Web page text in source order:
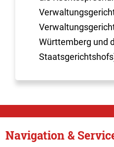
Württemberg und
Navigation &